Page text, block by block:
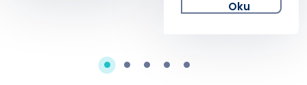
Tedavisi
Oku